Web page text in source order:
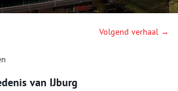
Volgend verhaal →
van IJburg